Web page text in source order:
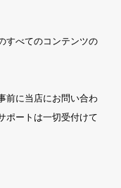
すべてのコンテンツの
前に当店にお問い合わ
ポートは一切受付けて